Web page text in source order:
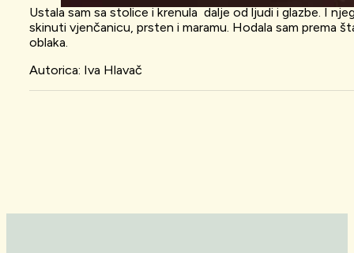
Ustala sam sa stolice i krenula dalje od ljudi i glazbe. I
skinuti vjenčanicu, prsten i maramu. Hodala sam prema
oblaka.
Autorica: Iva Hlavač